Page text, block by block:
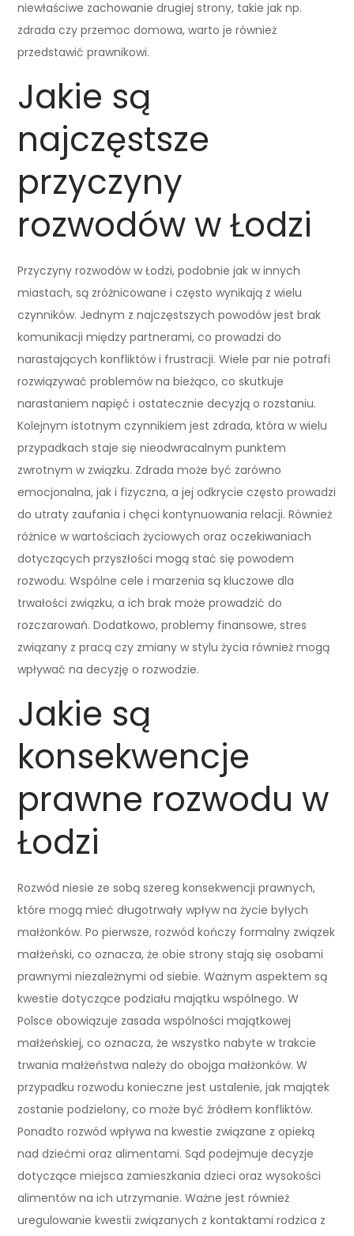
niewłaściwe zachowanie drugiej strony, takie jak np.
zdrada czy przemoc domowa, warto je również
przedstawić prawnikowi.
Jakie są
najczęstsze
przyczyny
rozwodów w Łodzi
Przyczyny rozwodów w Łodzi, podobnie jak w innych
miastach, są zróżnicowane i często wynikają z wielu
czynników. Jednym z najczęstszych powodów jest brak
komunikacji między partnerami, co prowadzi do
narastających konfliktów i frustracji. Wiele par nie potrafi
rozwiązywać problemów na bieżąco, co skutkuje
narastaniem napięć i ostatecznie decyzją o rozstaniu.
Kolejnym istotnym czynnikiem jest zdrada, która w wielu
przypadkach staje się nieodwracalnym punktem
zwrotnym w związku. Zdrada może być zarówno
emocjonalna, jak i fizyczna, a jej odkrycie często prowadzi
do utraty zaufania i chęci kontynuowania relacji. Również
różnice w wartościach życiowych oraz oczekiwaniach
dotyczących przyszłości mogą stać się powodem
rozwodu. Wspólne cele i marzenia są kluczowe dla
trwałości związku, a ich brak może prowadzić do
rozczarowań. Dodatkowo, problemy finansowe, stres
związany z pracą czy zmiany w stylu życia również mogą
wpływać na decyzję o rozwodzie.
Jakie są
konsekwencje
prawne rozwodu w
Łodzi
Rozwód niesie ze sobą szereg konsekwencji prawnych,
które mogą mieć długotrwały wpływ na życie byłych
małżonków. Po pierwsze, rozwód kończy formalny związek
małżeński, co oznacza, że obie strony stają się osobami
prawnymi niezależnymi od siebie. Ważnym aspektem są
kwestie dotyczące podziału majątku wspólnego. W
Polsce obowiązuje zasada wspólności majątkowej
małżeńskiej, co oznacza, że wszystko nabyte w trakcie
trwania małżeństwa należy do obojga małżonków. W
przypadku rozwodu konieczne jest ustalenie, jak majątek
zostanie podzielony, co może być źródłem konfliktów.
Ponadto rozwód wpływa na kwestie związane z opieką
nad dziećmi oraz alimentami. Sąd podejmuje decyzje
dotyczące miejsca zamieszkania dzieci oraz wysokości
alimentów na ich utrzymanie. Ważne jest również
uregulowanie kwestii związanych z kontaktami rodzica z